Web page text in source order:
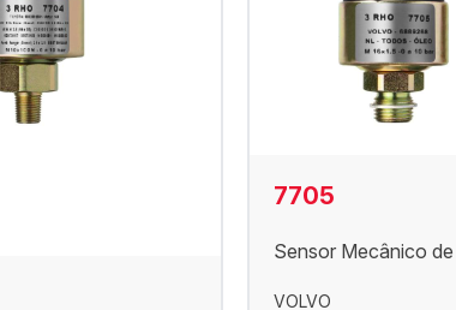
7705
Sensor Mecânico
VOLVO